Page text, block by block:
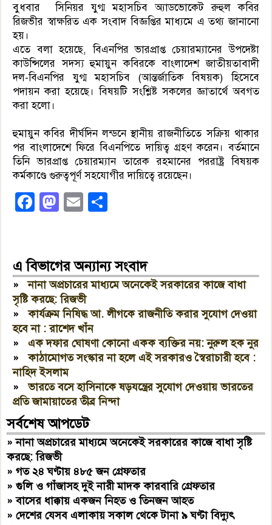
বুধবার সিনিয়র যুগ্ম মহাসচিব অ্যাডভোকেট রুহুল কবির
রিজভীর স্বাক্ষরিত এক সংবাদ বিজ্ঞপ্তির মাধ্যমে এ তথ্য জানানো
হয়।
এতে বলা হয়েছে, বিএনপির ভারপ্রাপ্ত চেয়ারম্যানের উপদেষ্টা
কাউন্সিলের সদস্য হুমায়ুন কবিরকে বাংলাদেশ জাতীয়তাবাদী
দল-বিএনপির যুগ্ম মহাসচিব (আন্তর্জাতিক বিষয়ক) হিসেবে
পদায়ন করা হয়েছে। বিষয়টি সংশ্লিষ্ট সকলের জ্ঞাতার্থে অবগত
করা হলো।
হুমায়ুন কবির দীর্ঘদিন লন্ডনে স্থানীয় রাজনীতিতে সক্রিয় থাকার
পর বাংলাদেশে ফিরে বিএনপিতে দায়িত্ব গ্রহণ করেন। বর্তমানে
তিনি ভারপ্রাপ্ত চেয়ারম্যান তারেক রহমানের পররাষ্ট্র বিষয়ক
কর্মকাণ্ডে গুরুত্বপূর্ণ সহযোগীর দায়িত্বে রয়েছেন।
Facebook
Mastodon
Email
এ বিভাগের অন্যান্য সংবাদ
»নানা অপ্রচারের মাধ্যমে অনেকেই সরকারের কাজে বাধা
সৃষ্টি করছে: রিজভী
»কার্যক্রম নিষিদ্ধ আ. লীগকে রাজনীতি করার সুযোগ দেওয়া
হবে না : রাশেদ খাঁন
»এক দফার ঘোষণা কোনো একক ব্যক্তির নয়: নুরুল হক নুর
»কাঠামোগত সংস্কার না হলে এই সরকারও স্বৈরাচারী হবে :
নাহিদ ইসলাম
»ভারতে বসে হাসিনাকে ষড়যন্ত্রের সুযোগ দেওয়ায় ভারতের
প্রতি জামায়াতের তীব্র নিন্দা
সর্বশেষ আপডেট
»নানা অপ্রচারের মাধ্যমে অনেকেই সরকারের কাজে বাধা সৃষ্টি
করছে: রিজভী
»গত ২৪ ঘণ্টায় ৪৮৫ জন গ্রেফতার
»গুলি ও গাঁজাসহ দুই নারী মাদক কারবারি গ্রেফতার
»বাসের ধাক্কায় একজন নিহত ও তিনজন আহত
»দেশের যেসব এলাকায় সকাল থেকে টানা ৯ ঘণ্টা বিদ্যুৎ